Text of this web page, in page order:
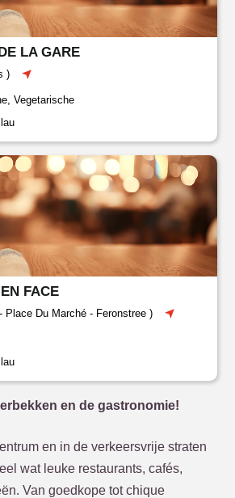
LA GARE
)
Vegetarische
FACE
- Place Du Marché - Feronstree )
en de gastronomie!
en in de verkeersvrije straten
wat leuke restaurants, cafés,
Van goedkope tot chique